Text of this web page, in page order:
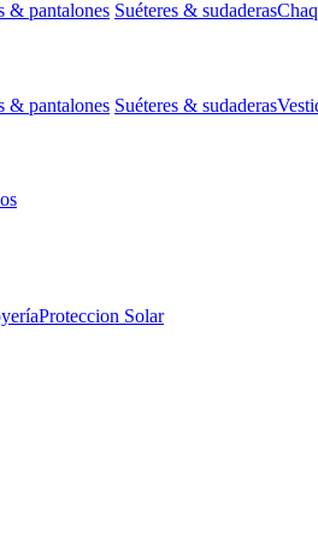
& pantalones Suéteres & sudaderas
& pantalones Suéteres & sudaderas
Proteccion Solar